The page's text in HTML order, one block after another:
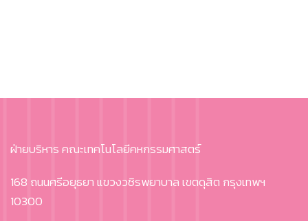
ฝ่ายบริหาร คณะเทคโนโลยีคหกรรมศาสตร์
168 ถนนศรีอยุธยา แขวงวชิรพยาบาล เขตดุสิต กรุงเทพฯ
10300